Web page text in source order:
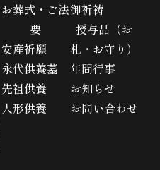
お葬式・ご法
要
安産祈願
永代供養墓
先祖供養
人形供養
御祈祷
授与品（お
札・お守り）
年間行事
お知らせ
お問い合わせ